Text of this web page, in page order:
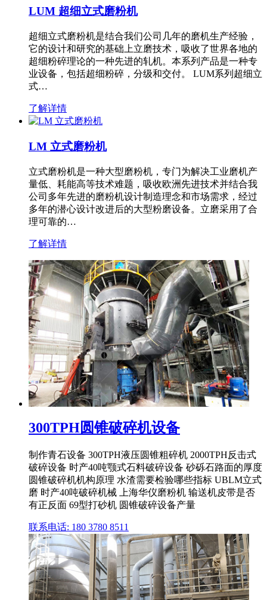
LUM 超细立式磨粉机
超细立式磨粉机是结合我们公司几年的磨机生产经验，
它的设计和研究的基础上立磨技术，吸收了世界各地的
超细粉碎理论的一种先进的轧机。本系列产品是一种专
业设备，包括超细粉碎，分级和交付。 LUM系列超细立
式…
了解详情
LM 立式磨粉机
立式磨粉机是一种大型磨粉机，专门为解决工业磨机产
量低、耗能高等技术难题，吸收欧洲先进技术并结合我
公司多年先进的磨粉机设计制造理念和市场需求，经过
多年的潜心设计改进后的大型粉磨设备。立磨采用了合
理可靠的…
了解详情
300TPH圆锥破碎机设备
制作青石设备 300TPH液压圆锥粗碎机 2000TPH反击式
破碎设备 时产40吨颚式石料破碎设备 砂砾石路面的厚度
圆锥破碎机机构原理 水渣需要检验哪些指标 UBLM立式
磨 时产40吨破碎机械 上海华仪磨粉机 输送机皮带是否
有正反面 69型打砂机 圆锥破碎设备产量
联系电话: 180 3780 8511